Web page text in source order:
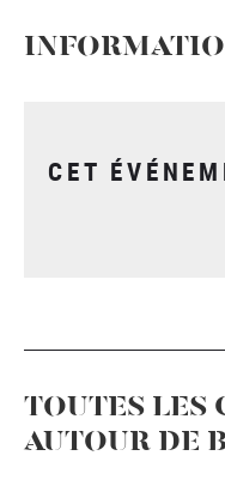
CET
TOUTES LES
AUTOUR DE